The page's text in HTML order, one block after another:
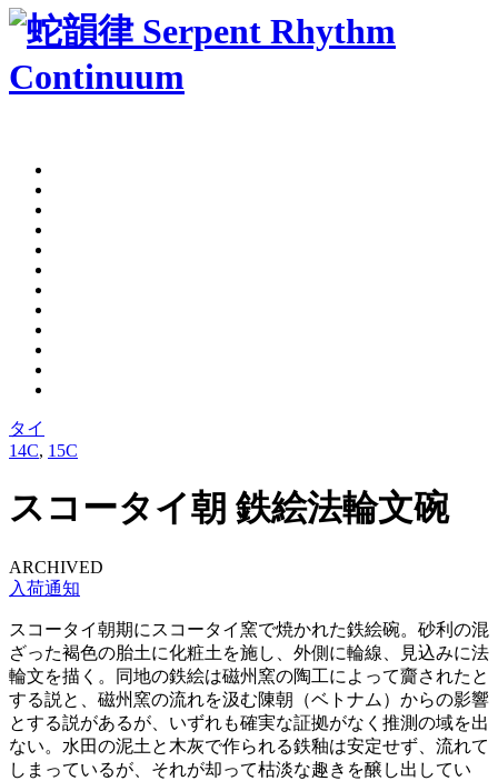
タイ
14C, 15C
スコータイ朝 鉄絵法輪文碗
ARCHIVED
入荷通知
スコータイ朝期にスコータイ窯で焼かれた鉄絵碗。砂利の混
ざった褐色の胎土に化粧土を施し、外側に輪線、見込みに法
輪文を描く。同地の鉄絵は磁州窯の陶工によって齎されたと
する説と、磁州窯の流れを汲む陳朝（ベトナム）からの影響
とする説があるが、いずれも確実な証拠がなく推測の域を出
ない。水田の泥土と木灰で作られる鉄釉は安定せず、流れて
しまっているが、それが却って枯淡な趣きを醸し出してい